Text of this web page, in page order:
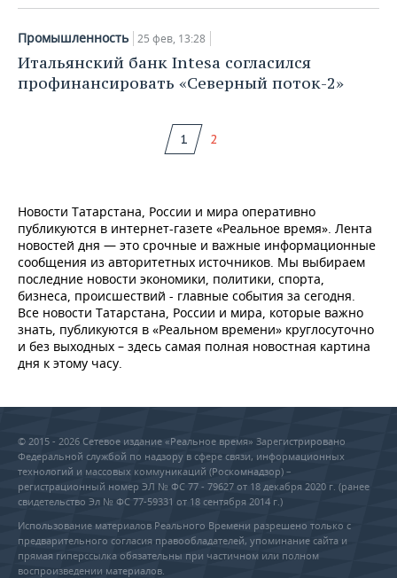
Промышленность 25 фев, 13:28
Итальянский банк Intesa согласился
профинансировать «Северный поток-2»
1 2
Новости Татарстана, России и мира оперативно
публикуются в интернет-газете «Реальное время». Лента
новостей дня — это срочные и важные информационные
сообщения из авторитетных источников. Мы выбираем
последние новости экономики, политики, спорта,
бизнеса, происшествий - главные события за сегодня.
Все новости Татарстана, России и мира, которые важно
знать, публикуются в «Реальном времени» круглосуточно
и без выходных – здесь самая полная новостная картина
дня к этому часу.
© 2015 - 2026 Сетевое издание «Реальное время» Зарегистрировано
Федеральной службой по надзору в сфере связи, информационных
технологий и массовых коммуникаций (Роскомнадзор) –
регистрационный номер ЭЛ № ФС 77 - 79627 от 18 декабря 2020 г. (ранее
свидетельство Эл № ФС 77-59331 от 18 сентября 2014 г.)
Использование материалов Реального Времени разрешено только с
предварительного согласия правообладателей, упоминание сайта и
прямая гиперссылка обязательны при частичном или полном
воспроизведении материалов.